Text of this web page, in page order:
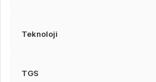
Teknoloji
TGS